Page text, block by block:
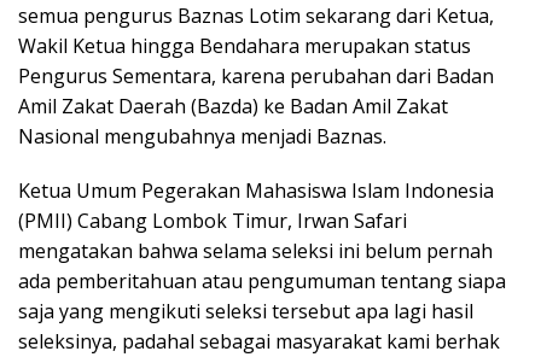
semua pengurus Baznas Lotim sekarang dari Ketua,
Wakil Ketua hingga Bendahara merupakan status
Pengurus Sementara, karena perubahan dari Badan
Amil Zakat Daerah (Bazda) ke Badan Amil Zakat
Nasional mengubahnya menjadi Baznas.
Ketua Umum Pegerakan Mahasiswa Islam Indonesia
(PMII) Cabang Lombok Timur, Irwan Safari
mengatakan bahwa selama seleksi ini belum pernah
ada pemberitahuan atau pengumuman tentang siapa
saja yang mengikuti seleksi tersebut apa lagi hasil
seleksinya, padahal sebagai masyarakat kami berhak